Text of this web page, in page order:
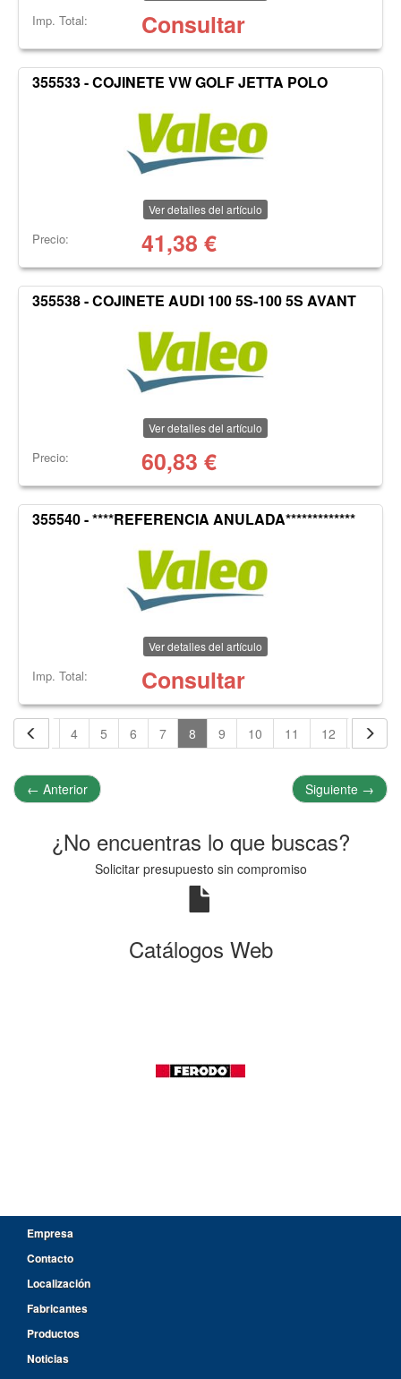
Imp. Total: Consultar
355533 - COJINETE VW GOLF JETTA POLO
Ver detalles del artículo
Precio: 41,38 €
355538 - COJINETE AUDI 100 5S-100 5S AVANT
Ver detalles del artículo
Precio: 60,83 €
355540 - ****REFERENCIA ANULADA*************
Ver detalles del artículo
Imp. Total: Consultar
4 5 6 7 8 9 10 11 12 13
← Anterior Siguiente →
¿No encuentras lo que buscas?
Solicitar presupuesto sin compromiso
Catálogos Web
Empresa
Contacto
Localización
Fabricantes
Productos
Noticias